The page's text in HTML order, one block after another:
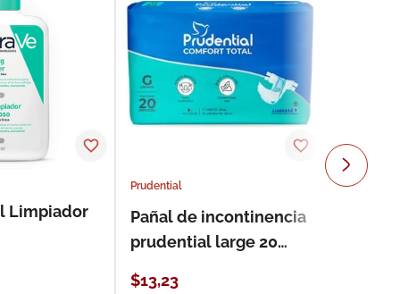
Limpiador
Prudential
Pañal de incontinencia
prudential large 20
$13,23